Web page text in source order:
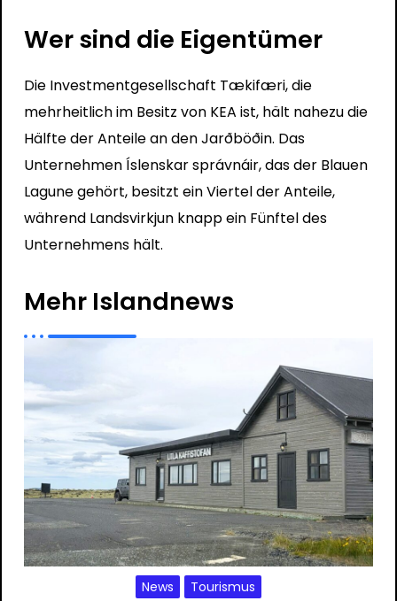
Wer sind die Eigentümer
Die Investmentgesellschaft Tækifæri, die
mehrheitlich im Besitz von KEA ist, hält nahezu die
Hälfte der Anteile an den Jarðböðin. Das
Unternehmen Íslenskar správnáir, das der Blauen
Lagune gehört, besitzt ein Viertel der Anteile,
während Landsvirkjun knapp ein Fünftel des
Unternehmens hält.
Mehr Islandnews
News Tourismus